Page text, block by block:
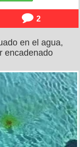
2
en el agua,
encadenado